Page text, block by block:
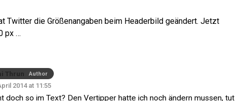
Twitter die Größenangaben beim Headerbild geändert. Jetzt
px …
Thrun Author
2014 at 11:55
doch so im Text? Den Vertipper hatte ich noch ändern mussen, tut